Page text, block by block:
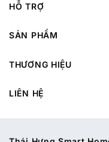
HỖ TRỢ
SẢN PHẨM
THƯƠNG HIỆU
LIÊN HỆ